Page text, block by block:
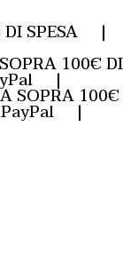
SPESA |
100€ DI
|
SOPRA 100€
PayPal |